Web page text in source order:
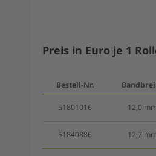
Preis in Euro je 1
Bestell-Nr.
51801016 12,0
51840886 12,7